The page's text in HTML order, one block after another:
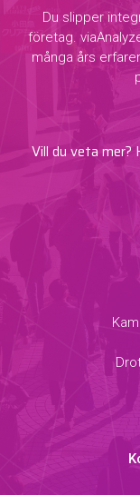
Du slipper
företag.
många års
Vill du veta mer?